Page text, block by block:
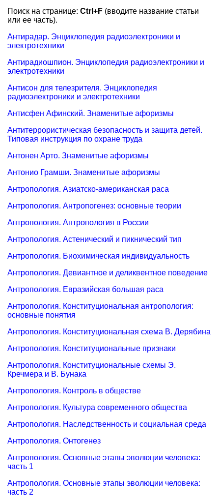
Поиск на странице: Ctrl+F (вводите название статьи
или ее часть).
Антирадар. Энциклопедия радиоэлектроники и
электротехники
Антирадиошпион. Энциклопедия радиоэлектроники и
электротехники
Антисон для телезрителя. Энциклопедия
радиоэлектроники и электротехники
Антисфен Афинский. Знаменитые афоризмы
Антитеррористическая безопасность и защита детей.
Типовая инструкция по охране труда
Антонен Арто. Знаменитые афоризмы
Антонио Грамши. Знаменитые афоризмы
Антропология. Азиатско-американская раса
Антропология. Антропогенез: основные теории
Антропология. Антропология в России
Антропология. Астенический и пикнический тип
Антропология. Биохимическая индивидуальность
Антропология. Девиантное и деликвентное поведение
Антропология. Евразийская большая раса
Антропология. Конституциональная антропология:
основные понятия
Антропология. Конституциональная схема В. Дерябина
Антропология. Конституциональные признаки
Антропология. Конституциональные схемы Э.
Кречмера и В. Бунака
Антропология. Контроль в обществе
Антропология. Культура современного общества
Антропология. Наследственность и социальная среда
Антропология. Онтогенез
Антропология. Основные этапы эволюции человека:
часть 1
Антропология. Основные этапы эволюции человека:
часть 2